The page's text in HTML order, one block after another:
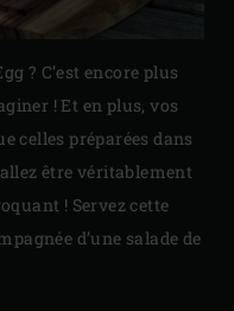
? C’est encore plus
! Et en plus, vos
celles préparées dans
être véritablement
! Servez cette
d’une salade de